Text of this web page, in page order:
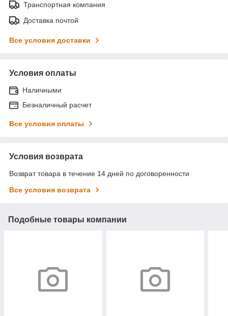
Транспортная компания
Доставка почтой
Все условия доставки
Условия оплаты
Наличными
Безналичный расчет
Все условия оплаты
Условия возврата
Возврат товара в течение 14 дней по договоренности
Все условия возврата
Подобные товары компании